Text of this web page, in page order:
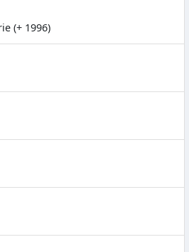
(+ 1996)